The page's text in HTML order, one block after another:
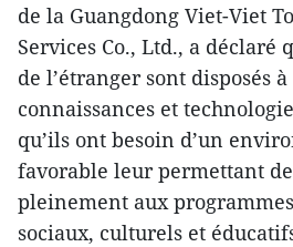
de la Guangdong Viet-Viet
Services Co., Ltd., a déclaré
de l’étranger sont disposés
connaissances et
qu’ils ont besoin d’un
favorable leur permettant
pleinement aux
sociaux, culturels et